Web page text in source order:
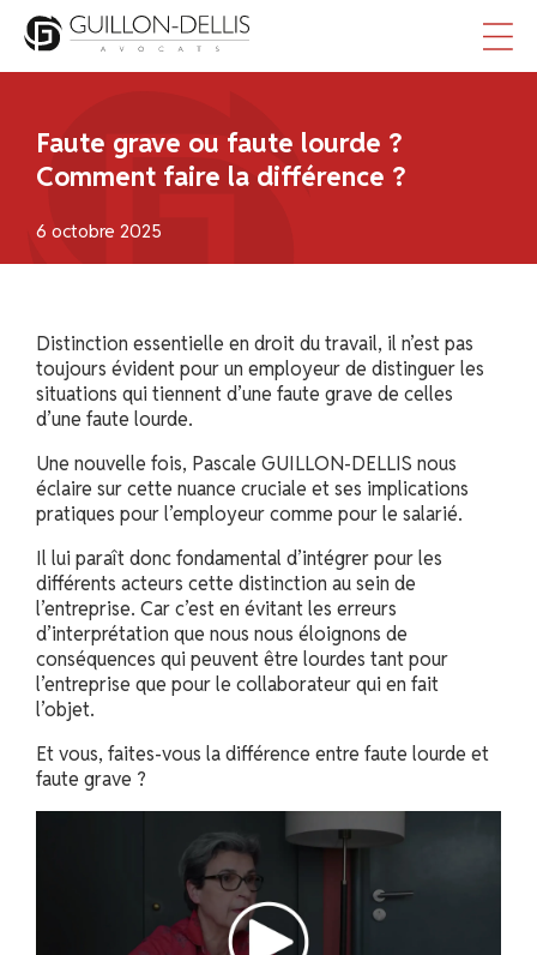
Panneau de gestion des cookies
Faute grave ou faute lourde ?
Comment faire la différence ?
6 octobre 2025
Distinction essentielle en droit du travail, il n’est pas
toujours évident pour un employeur de distinguer les
situations qui tiennent d’une faute grave de celles
d’une faute lourde.
Une nouvelle fois, Pascale GUILLON-DELLIS nous
éclaire sur cette nuance cruciale et ses implications
pratiques pour l’employeur comme pour le salarié.
Il lui paraît donc fondamental d’intégrer pour les
différents acteurs cette distinction au sein de
l’entreprise. Car c’est en évitant les erreurs
d’interprétation que nous nous éloignons de
conséquences qui peuvent être lourdes tant pour
l’entreprise que pour le collaborateur qui en fait
l’objet.
Et vous, faites-vous la différence entre faute lourde et
faute grave ?